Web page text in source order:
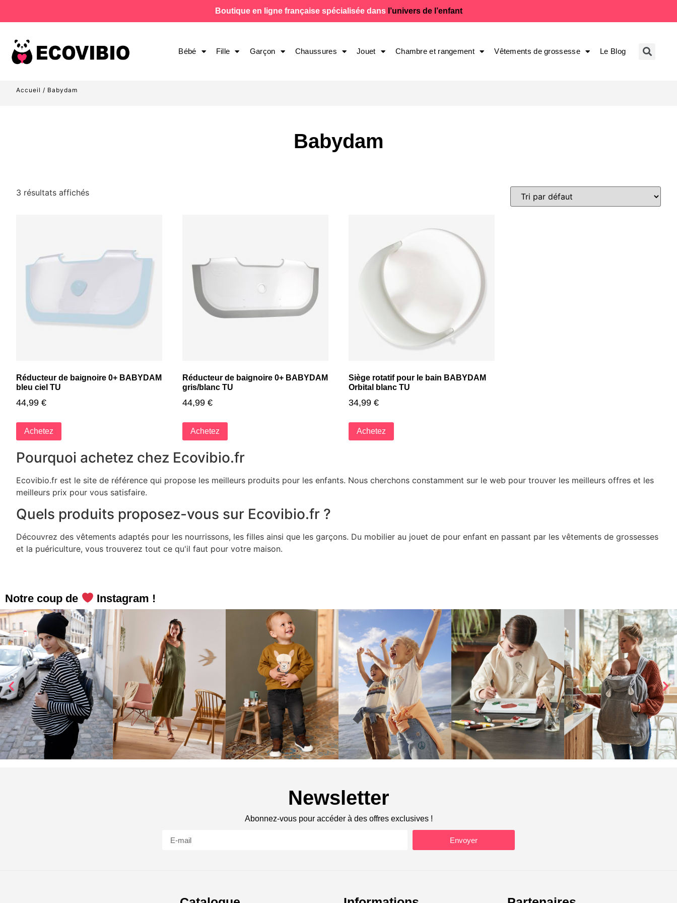
Boutique en ligne française spécialisée dans l’univers de l’enfant
Bébé Fille Garçon Chaussures Jouet Chambre et rangement Vêtements de grossesse Le Blog
Accueil / Babydam
Babydam
3 résultats affichés
Réducteur de baignoire 0+ BABYDAM
bleu ciel TU
44,99 €
Achetez
Réducteur de baignoire 0+ BABYDAM
gris/blanc TU
44,99 €
Achetez
Siège rotatif pour le bain BABYDAM
Orbital blanc TU
34,99 €
Achetez
Pourquoi achetez chez Ecovibio.fr
Ecovibio.fr est le site de référence qui propose les meilleurs produits pour les enfants. Nous cherchons constamment sur le web pour trouver les meilleurs offres et les
meilleurs prix pour vous satisfaire.
Quels produits proposez-vous sur Ecovibio.fr ?
Découvrez des vêtements adaptés pour les nourrissons, les filles ainsi que les garçons. Du mobilier au jouet de pour enfant en passant par les vêtements de grossesses
et la puériculture, vous trouverez tout ce qu'il faut pour votre maison.
Notre coup de Instagram !
Newsletter
Abonnez-vous pour accéder à des offres exclusives !
Envoyer